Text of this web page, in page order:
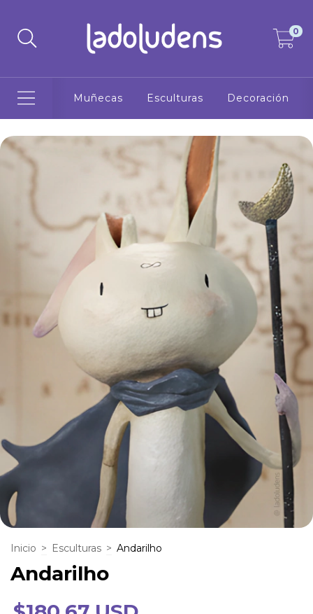
0
Muñecas Esculturas Decoración
Inicio > Esculturas > Andarilho
Andarilho